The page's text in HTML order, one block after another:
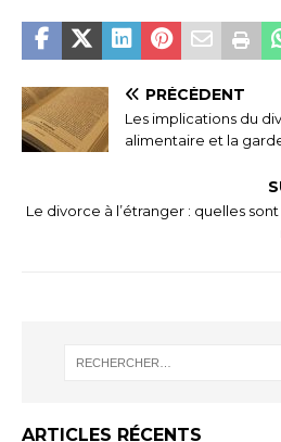
PRÉCÉDENT
Les implications du
alimentaire et la
Le divorce à l’étranger : quelles
ARTICLES RÉCENTS